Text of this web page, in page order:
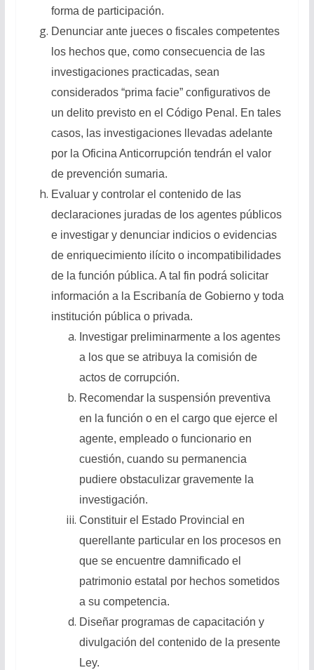
forma de participación.
Denunciar ante jueces o fiscales competentes
los hechos que, como consecuencia de las
investigaciones practicadas, sean
considerados “prima facie” configurativos de
un delito previsto en el Código Penal. En tales
casos, las investigaciones llevadas adelante
por la Oficina Anticorrupción tendrán el valor
de prevención sumaria.
Evaluar y controlar el contenido de las
declaraciones juradas de los agentes públicos
e investigar y denunciar indicios o evidencias
de enriquecimiento ilícito o incompatibilidades
de la función pública. A tal fin podrá solicitar
información a la Escribanía de Gobierno y toda
institución pública o privada.
Investigar preliminarmente a los agentes
a los que se atribuya la comisión de
actos de corrupción.
Recomendar la suspensión preventiva
en la función o en el cargo que ejerce el
agente, empleado o funcionario en
cuestión, cuando su permanencia
pudiere obstaculizar gravemente la
investigación.
Constituir el Estado Provincial en
querellante particular en los procesos en
que se encuentre damnificado el
patrimonio estatal por hechos sometidos
a su competencia.
Diseñar programas de capacitación y
divulgación del contenido de la presente
Ley.